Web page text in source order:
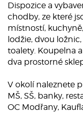
Dispozice a
chodby, ze které
místností,
lodžie, dvou
toalety. Koupelna
dva prostorné
V okolí naleznete
MŠ, SŠ, banky,
OC Modřany,